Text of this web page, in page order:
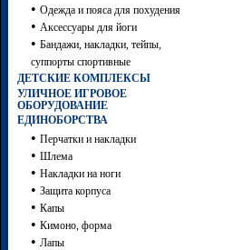
• Одежда и пояса для похудения
• Аксессуары для йоги
• Бандажи, накладки, тейпы,
суппорты спортивные
ДЕТСКИЕ КОМПЛЕКСЫ
УЛИЧНОЕ ИГРОВОЕ
ОБОРУДОВАНИЕ
ЕДИНОБОРСТВА
• Перчатки и накладки
• Шлема
• Накладки на ноги
• Защита корпуса
• Капы
• Кимоно, форма
• Лапы